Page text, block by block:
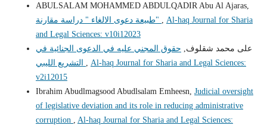
ABULSALAM MOHAMMED ABDULQADIR Abu Al Ajaras,
طبيعة دعوى الالغاء " دراسة مقارنة"
Al-haq Journal for Sharia
and Legal Sciences: v10i12023
على محمد شقلوف, حقوق المجني عليه في الدعوى الجنائية في
Al-haq Journal for Sharia and Legal Sciences:
v2i12015
Ibrahim Abudlmagsood Abudlsalam Emheesn, Judicial oversight
of legislative deviation and its role in reducing administrative
corruption
Al-haq Journal for Sharia and Legal Sciences: